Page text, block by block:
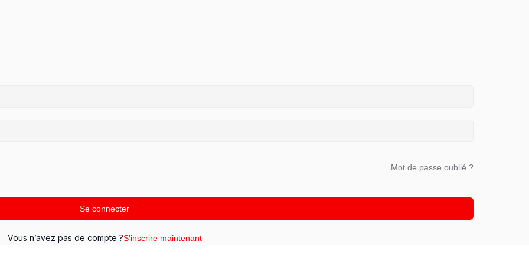
Mot de passe oublié ?
Se connecter
Vous n’avez pas de compte ?S’inscrire maintenant